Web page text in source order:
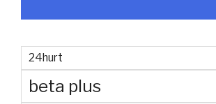
24hurt
beta plus